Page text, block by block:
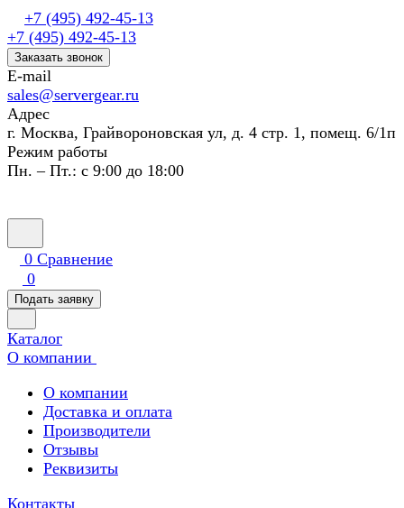
+7 (495) 492-45-13
+7 (495) 492-45-13
Заказать звонок
E-mail
sales@servergear.ru
Адрес
г. Москва, Грайвороновская ул, д. 4 стр. 1, помещ. 6/1п
Режим работы
Пн. – Пт.: с 9:00 до 18:00
0 Сравнение
0
Подать заявку
Каталог
О компании
О компании
Доставка и оплата
Производители
Отзывы
Реквизиты
Контакты